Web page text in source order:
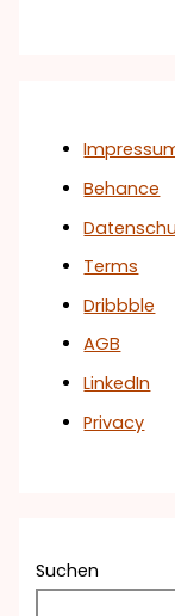
Behance
Terms
Dribbble
AGB
LinkedIn
Privacy
Suchen